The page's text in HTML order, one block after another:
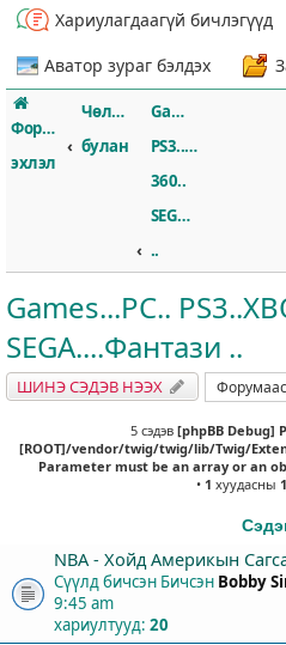
Хариулагдаагүй бичлэгүүд
Аватор зураг бэлдэх
Форумын
эхлэл
Чөлөөт
булан
Games...PC..
PS3..XBOX
360..
SEGA....Фантази
..
Games...PC..
SEGA....Фантази ..
ШИНЭ СЭДЭВ НЭЭХ
5 сэдэв [phpBB Debug]
[ROOT]/vendor/twig/twig/lib/Twig/
Parameter must be an array or an
• 1 хуудасны 1
NBA - Хойд Америкын
Сүүлд бичсэн Бичсэн Bobby
9:45 am
хариултууд: 20